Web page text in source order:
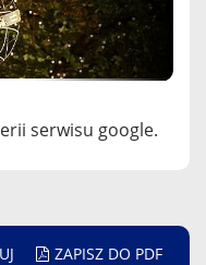
serwisu google.
ZAPISZ DO PDF